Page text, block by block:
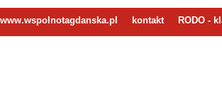
www.wspolnotagdanska.pl kontakt RODO -